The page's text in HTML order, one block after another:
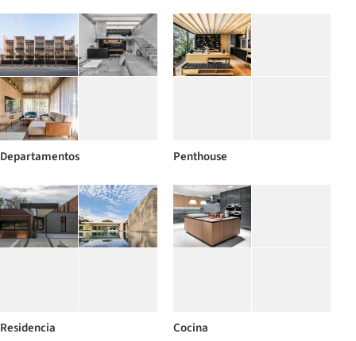
Departamentos Penthouse
Residencia Cocina